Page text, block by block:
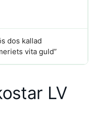
dos kallad
vita guld”
LV